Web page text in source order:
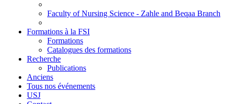
Faculty of Nursing Science - Zahle and Beqaa Branch
Formations à la FSI
Formations
Catalogues des formations
Recherche
Publications
Anciens
Tous nos événements
USJ